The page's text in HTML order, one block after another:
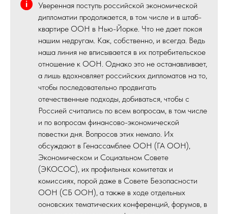
Уверенная поступь российской экономической
дипломатии продолжается, в том числе и в штаб-
квартире ООН в Нью-Йорке. Что не дает покоя
нашим недругам. Как, собственно, и всегда. Ведь
наша линия не вписывается в их потребительское
отношение к ООН. Однако это не останавливает,
а лишь вдохновляет российских дипломатов на то,
чтобы последовательно продвигать
отечественные подходы, добиваться, чтобы с
Россией считались по всем вопросам, в том числе
и по вопросам финансово-экономической
повестки дня. Вопросов этих немало. Их
обсуждают в Генассамблее ООН (ГА ООН),
Экономическом и Социальном Совете
(ЭКОСОС), их профильных комитетах и
комиссиях, порой даже в Совете Безопасности
ООН (СБ ООН), а также в ходе отдельных
ооновских тематических конференций, форумов, в